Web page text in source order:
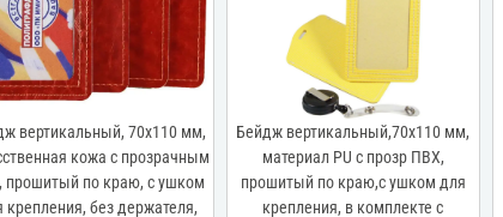
вертикальный, 70x110 мм,
кожа с прозрачным
прошитый по краю, с ушком
крепления, без держателя,
Бейдж вертикальный,70x110 мм,
материал PU с прозр ПВХ,
прошитый по краю,с ушком для
крепления, в комплекте с